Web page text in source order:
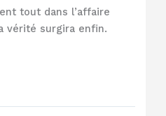
tout dans l’affaire
vérité surgira enfin.